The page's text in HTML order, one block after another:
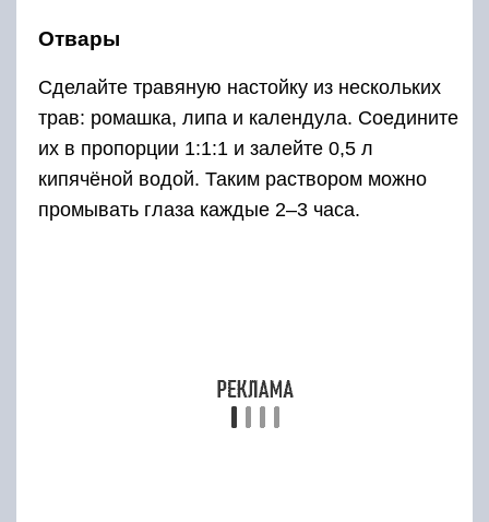
свет. Как вариант, можно надеть ему
затемнённые очки. Обеспечьте постельный